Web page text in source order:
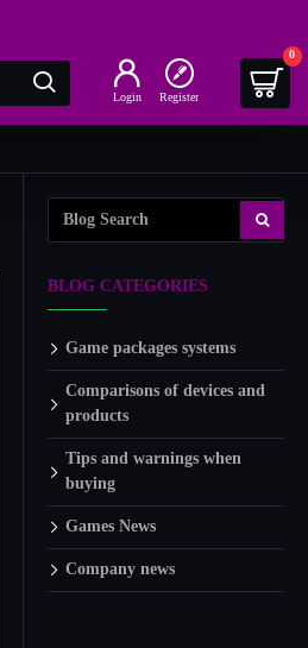
Login Register
0
BLOG CATEGORIES
Game packages systems
Comparisons of devices and
products
Tips and warnings when
buying
Games News
Company news